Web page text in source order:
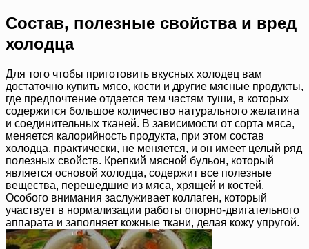
Состав, полезные свойства и вред
холодца
Для того чтобы приготовить вкусных холодец вам
достаточно купить мясо, кости и другие мясные продукты,
где предпочтение отдается тем частям туши, в которых
содержится большое количество натурального желатина
и соединительных тканей. В зависимости от сорта мяса,
меняется калорийность продукта, при этом состав
холодца, практически, не меняется, и он имеет целый ряд
полезных свойств. Крепкий мясной бульон, который
является основой холодца, содержит все полезные
вещества, перешедшие из мяса, хрящей и костей.
Особого внимания заслуживает коллаген, который
участвует в нормализации работы опорно-двигательного
аппарата и заполняет кожные ткани, делая кожу упругой.